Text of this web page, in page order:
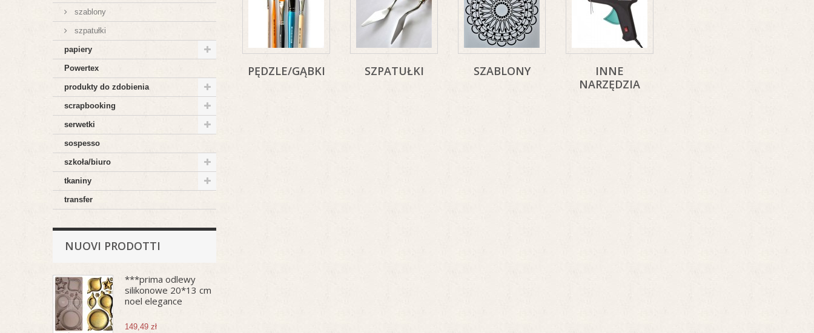
szablony
szpatułki
papiery
Powertex
produkty do zdobienia
scrapbooking
serwetki
sospesso
szkoła/biuro
tkaniny
transfer
NUOVI PRODOTTI
***prima odlewy
silikonowe 20*13 cm
noel elegance
149,49 zł
PĘDZLE/GĄBKI SZPATUŁKI SZABLONY
INNE
NARZĘDZIA